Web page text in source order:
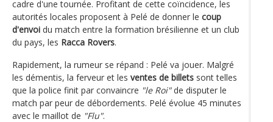
cadre d'une tournée. Profitant de cette coïncidence, les
autorités locales proposent à Pelé de donner le coup
d'envoi du match entre la formation brésilienne et un club
du pays, les Racca Rovers.
Rapidement, la rumeur se répand : Pelé va jouer. Malgré
les démentis, la ferveur et les ventes de billets sont telles
que la police finit par convaincre "le Roi"de disputer le
match par peur de débordements. Pelé évolue 45 minutes
avec le maillot de "Flu".